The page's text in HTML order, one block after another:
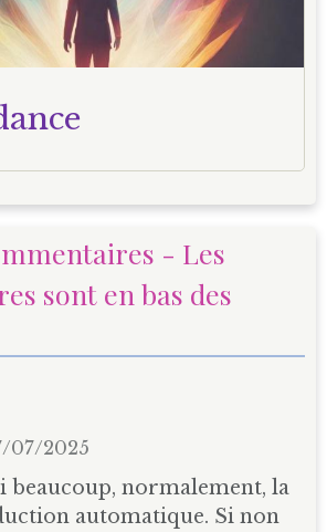
- Les
sont en bas des
07/2025
normalement, la
automatique. Si non